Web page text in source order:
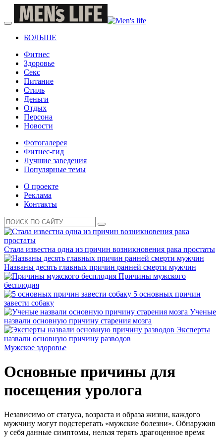
БОЛЬШЕ
Фитнес
Здоровье
Секс
Питание
Стиль
Деньги
Отдых
Персона
Новости
Фотогалерея
Фитнес-гид
Лучшие заведения
Популярные темы
О проекте
Реклама
Контакты
Стала известна одна из причин возникновения рака простаты
Названы десять главных причин ранней смерти мужчин
Причины мужского
бесплодия
5 основных причин
завести собаку
Ученые
назвали основную причину старения мозга
Эксперты
назвали основную причину разводов
Мужское здоровье
Основные причины для
посещения уролога
Независимо от статуса, возраста и образа жизни, каждого
мужчину могут подстерегать «мужские болезни». Обнаружив
у себя данные симптомы, нельзя терять драгоценное время